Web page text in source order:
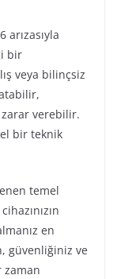
arızasıyla
bir
veya bilinçsiz
verebilir.
bir teknik
temel
en
güvenliğiniz ve
zaman